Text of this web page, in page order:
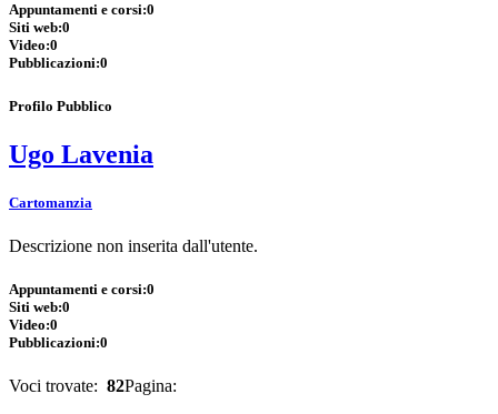
Appuntamenti e corsi:0
Siti web:0
Video:0
Pubblicazioni:0
Profilo Pubblico
Ugo Lavenia
Cartomanzia
Descrizione non inserita dall'utente.
Appuntamenti e corsi:0
Siti web:0
Video:0
Pubblicazioni:0
Voci trovate: 82Pagina: